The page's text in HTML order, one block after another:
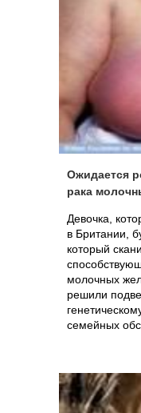
Ожидается
рака
Девочка,
в Британии,
который
молочных
решили
семейных